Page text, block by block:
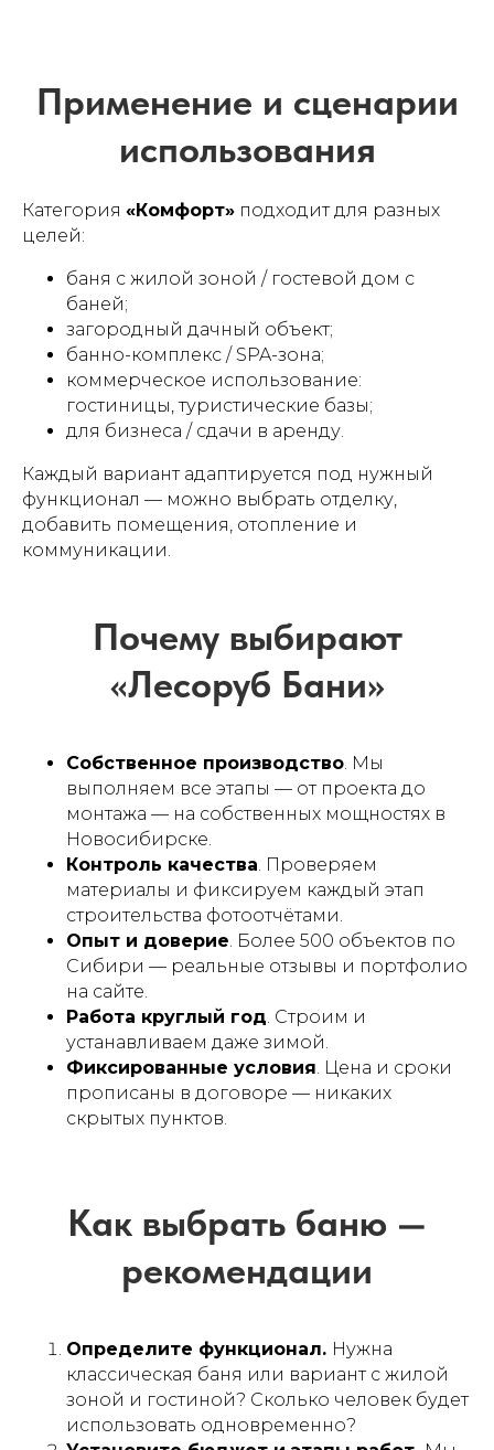
Категория «Комфорт» подходит для разных
целей:
баня с жилой зоной / гостевой дом с
баней;
загородный дачный объект;
банно-комплекс / SPA-зона;
коммерческое использование:
гостиницы, туристические базы;
для бизнеса / сдачи в аренду.
Каждый вариант адаптируется под нужный
функционал — можно выбрать отделку,
добавить помещения, отопление и
коммуникации.
Собственное производство. Мы
выполняем все этапы — от проекта до
монтажа — на собственных мощностях в
Новосибирске.
Контроль качества. Проверяем
материалы и фиксируем каждый этап
строительства фотоотчётами.
Опыт и доверие. Более 500 объектов по
Сибири — реальные отзывы и портфолио
на сайте.
Работа круглый год. Строим и
устанавливаем даже зимой.
Фиксированные условия. Цена и сроки
прописаны в договоре — никаких
скрытых пунктов.
Определите функционал. Нужна
классическая баня или вариант с жилой
зоной и гостиной? Сколько человек будет
использовать одновременно?
Похожие проекты